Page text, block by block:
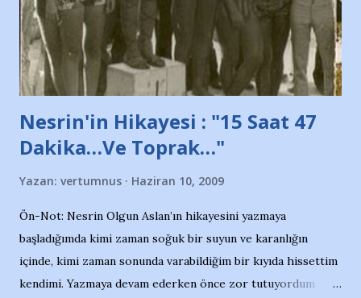
Belediyesi ile mağazaların bulunduğu alışveriş merkezlerini
de kınıyoruz'' diye de eklemiş .. Blogumuzda okuduğum bu
yazının hemen ardından bu habe...
Nesrin'in Hikayesi : "15 Saat 47
Dakika…Ve Toprak…"
Yazan: vertumnus Haziran 10, 2009
Ön-Not: Nesrin Olgun Aslan’ın hikayesini yazmaya
başladığımda kimi zaman soğuk bir suyun ve karanlığın
içinde, kimi zaman sonunda varabildiğim bir kıyıda hissettim
kendimi. Yazmaya devam ederken önce zor tutuyordum